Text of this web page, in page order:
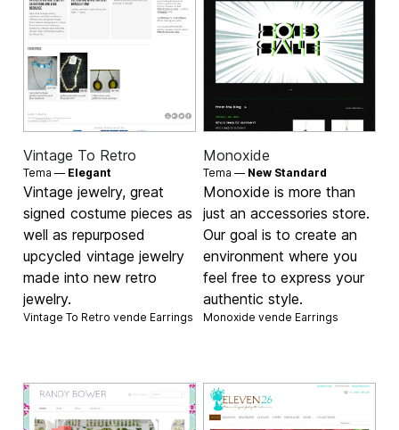
Vintage To Retro
Tema — Elegant
Vintage jewelry, great
signed costume pieces as
well as repurposed
upcycled vintage jewelry
made into new retro
jewelry.
Vintage To Retro vende Earrings
Monoxide
Tema — New Standard
Monoxide is more than
just an accessories store.
Our goal is to create an
environment where you
feel free to express your
authentic style.
Monoxide vende Earrings